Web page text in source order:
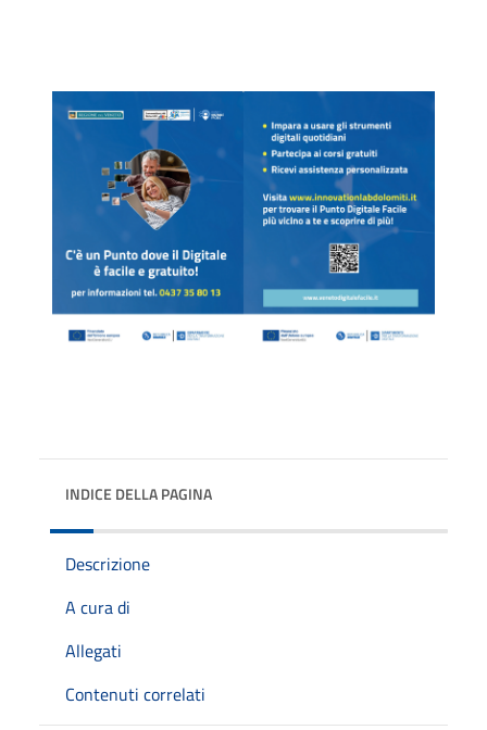
INDICE DELLA PAGINA
Descrizione
A cura di
Allegati
Contenuti correlati